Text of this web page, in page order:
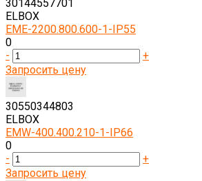
30144557701
ELBOX
EME-2200.800.600-1-IP55
0
-
+
Запросить цену
30550344803
ELBOX
EMW-400.400.210-1-IP66
0
-
+
Запросить цену